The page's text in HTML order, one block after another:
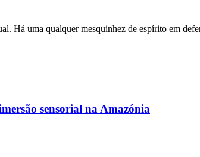
Há uma qualquer mesquinhez de espírito em
sensorial na Amazónia